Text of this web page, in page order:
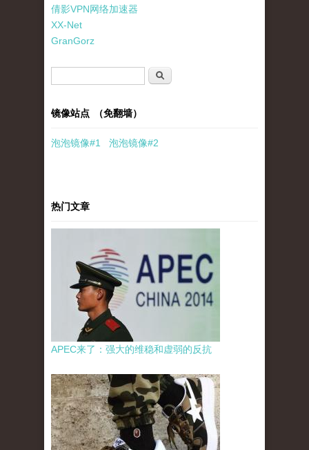
倩影VPN网络加速器
XX-Net
GranGorz
搜索
镜像站点 （免翻墙）
泡泡镜像#1 泡泡镜像#2
热门文章
APEC来了：强大的维稳和虚弱的反抗